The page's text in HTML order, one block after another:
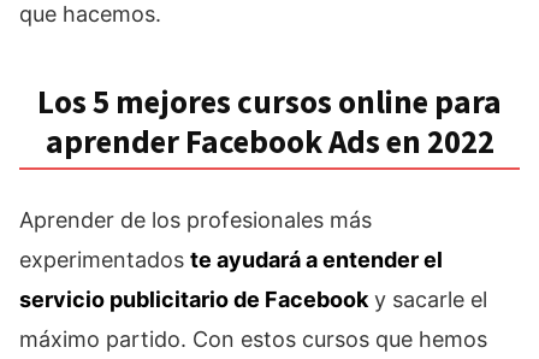
que hacemos.
Los 5 mejores cursos online para
aprender Facebook Ads en 2022
Aprender de los profesionales más
experimentados te ayudará a entender el
servicio publicitario de Facebook y sacarle el
máximo partido. Con estos cursos que hemos